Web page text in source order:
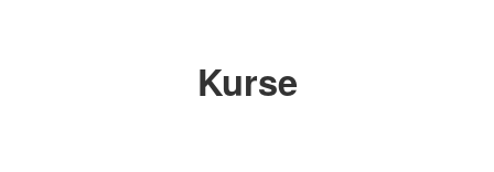
Kurse